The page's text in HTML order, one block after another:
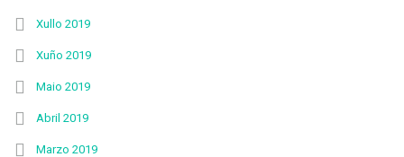
Xullo 2019
Xuño 2019
Maio 2019
Abril 2019
Marzo 2019